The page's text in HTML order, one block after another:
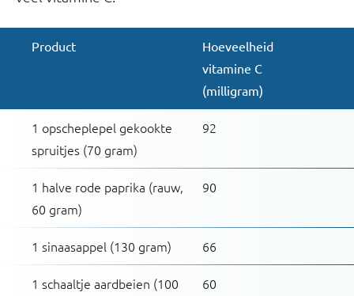
Product
Hoeveelheid
vitamine C
(milligram)
1 opscheplepel gekookte
spruitjes (70 gram)
92
1 halve rode paprika (rauw,
60 gram)
90
1 sinaasappel (130 gram) 66
1 schaaltje aardbeien (100
60